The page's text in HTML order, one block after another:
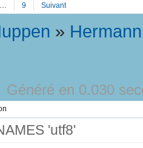
… 9 Suivant
» Hermann
Généré en 0.030
'utf8'